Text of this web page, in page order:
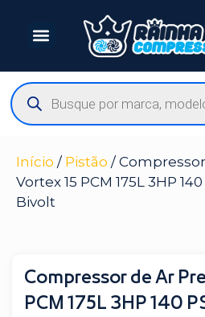
Início / Pistão /
Vortex 15 PCM 175L 3HP
Bivolt
Compressor de Ar
PCM 175L 3HP 140